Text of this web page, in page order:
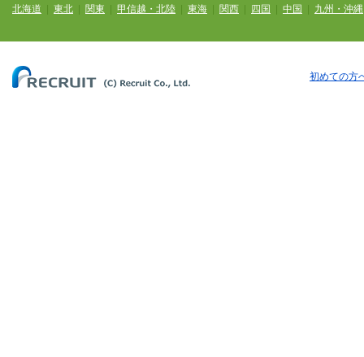
北海道 東北 関東 甲信越・北陸 東海 関西 四国 中国 九州・沖縄
初めての方